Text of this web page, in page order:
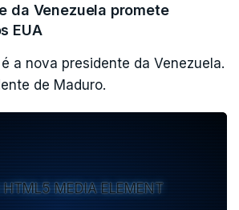
da Venezuela promete
EUA
a nova presidente da Venezuela.
de Maduro.
HTML5 MEDIA ELEMENT